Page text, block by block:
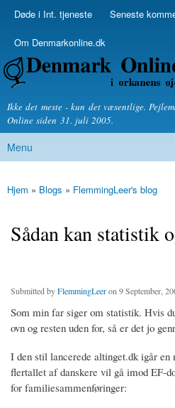
Skip to
Secondary menu
Døde i Int. tjeneste Seneste
Om Denmarkonline.dk
Denmarkonline.dk -
Ikke det meste - kun det væsentlige.
Online siden 31. juli 2005.
Main menu
Menu
You are here
Hjem » Blogs » FlemmingLeer's blog
Sådan kan statistik
Submitted byFlemmingLeeron 9 September,
Som min far siger om statistik. Hvis
ovn og resten uden for, så er det jo
I den stil lancerede altinget.dk igår
flertallet af danskere vil gå imod EF-
for familiesammenføringer: